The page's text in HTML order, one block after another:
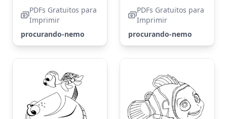
PDFs Gratuitos para
Imprimir
procurando-nemo
PDFs Gratuitos para
Imprimir
procurando-nemo